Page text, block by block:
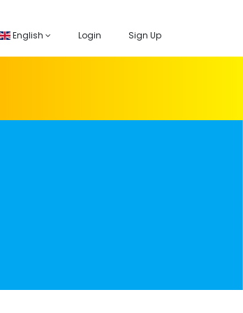
English Login Sign Up